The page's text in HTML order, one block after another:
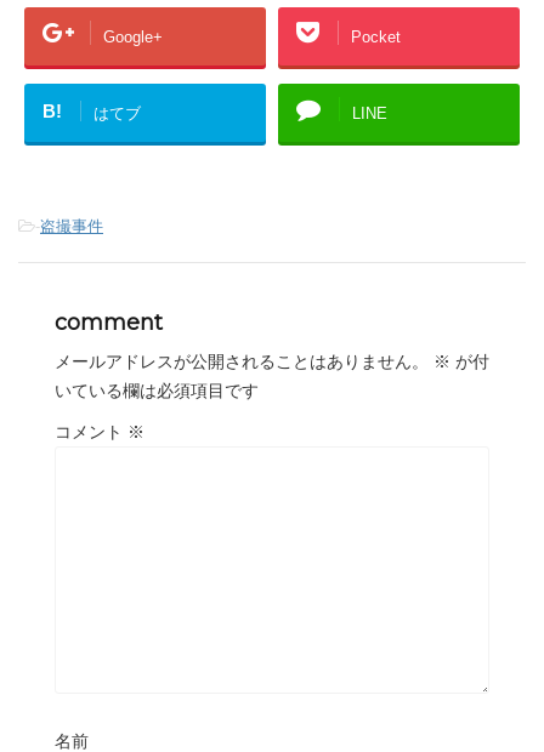
Google+ Pocket
B! はてブ LINE
-盗撮事件
comment
メールアドレスが公開されることはありません。 ※ が付
いている欄は必須項目です
コメント ※
名前